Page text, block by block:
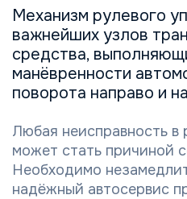
Механизм рулевого
важнейших узлов
средства,
манёвренности
поворота направо и
Любая неисправность в
может стать причиной
Необходимо
надёжный автосервис